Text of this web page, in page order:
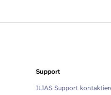
Support
ILIAS Support